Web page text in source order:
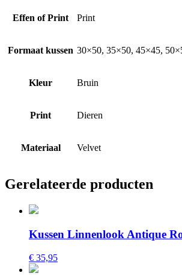
Effen of Print Print
Formaat kussen 30×50, 35×50, 45×45,
Kleur Bruin
Print Dieren
Materiaal Velvet
Gerelateerde producten
Kussen Linnenlook Antique
€ 35,95